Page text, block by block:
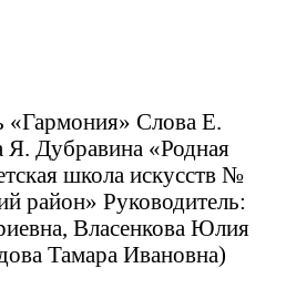
«Гармония» Слова Е.
Дубравина «Родная
школа искусств №
район» Руководитель:
Власенкова Юлия
Тамара Ивановна)